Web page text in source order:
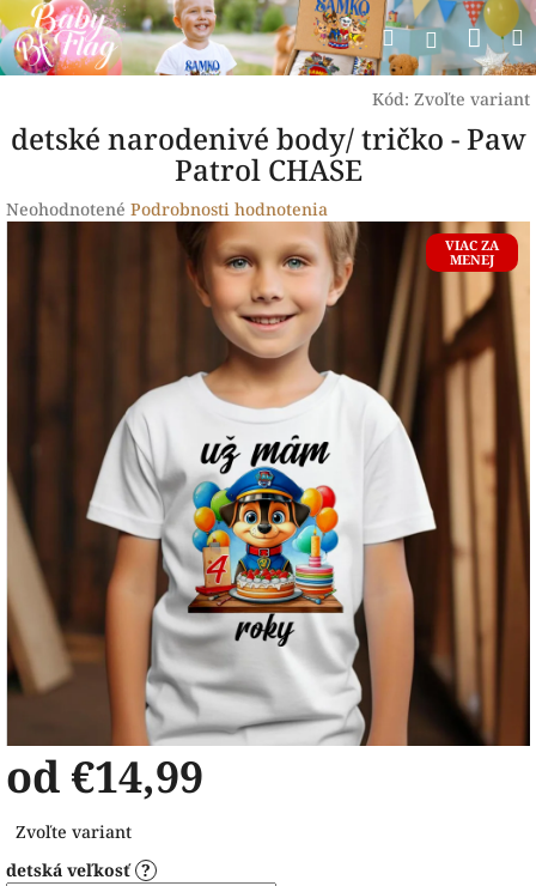
Prejsť
na
obsah
Hľadať
Kód: Zvoľte variant
detské narodenivé body/ tričko - Paw
Patrol CHASE
Priemerné
Neohodnotené Podrobnosti hodnotenia
VIAC ZA
MENEJ
od €14,99
cena:
Zvoľte variant
detská veľkosť ?